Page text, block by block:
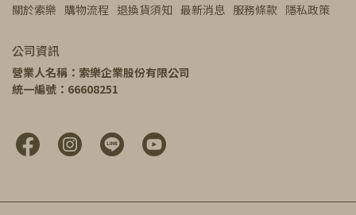
關於索樂 購物流程 退換貨須知 最新消息 服務條款 隱私政策
公司資訊
營業人名稱：索樂企業股份有限公司
統一編號：66608251